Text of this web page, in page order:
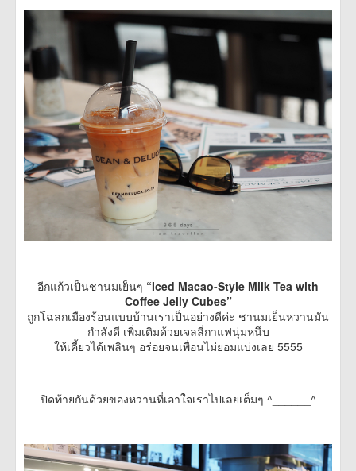
อีกแก้วเป็นชานมเย็นๆ “Iced Macao-Style Milk Tea with
Coffee Jelly Cubes”
ถูกโฉลกเมืองร้อนแบบบ้านเราเป็นอย่างดีค่ะ ชานมเย็นหวานมัน
กำลังดี เพิ่มเติมด้วยเจลลี่กาแฟนุ่มหนึบ
ให้เคี้ยวได้เพลินๆ อร่อยจนเพื่อนไม่ยอมแบ่งเลย 5555
ปิดท้ายกันด้วยของหวานที่เอาใจเราไปเลยเต็มๆ ^______^